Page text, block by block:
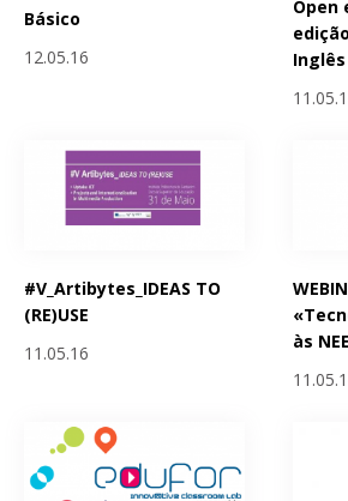
Básico
12.05.16
Open
Inglês
#V_Artibytes_IDEAS TO
(RE)USE
11.05.16
às